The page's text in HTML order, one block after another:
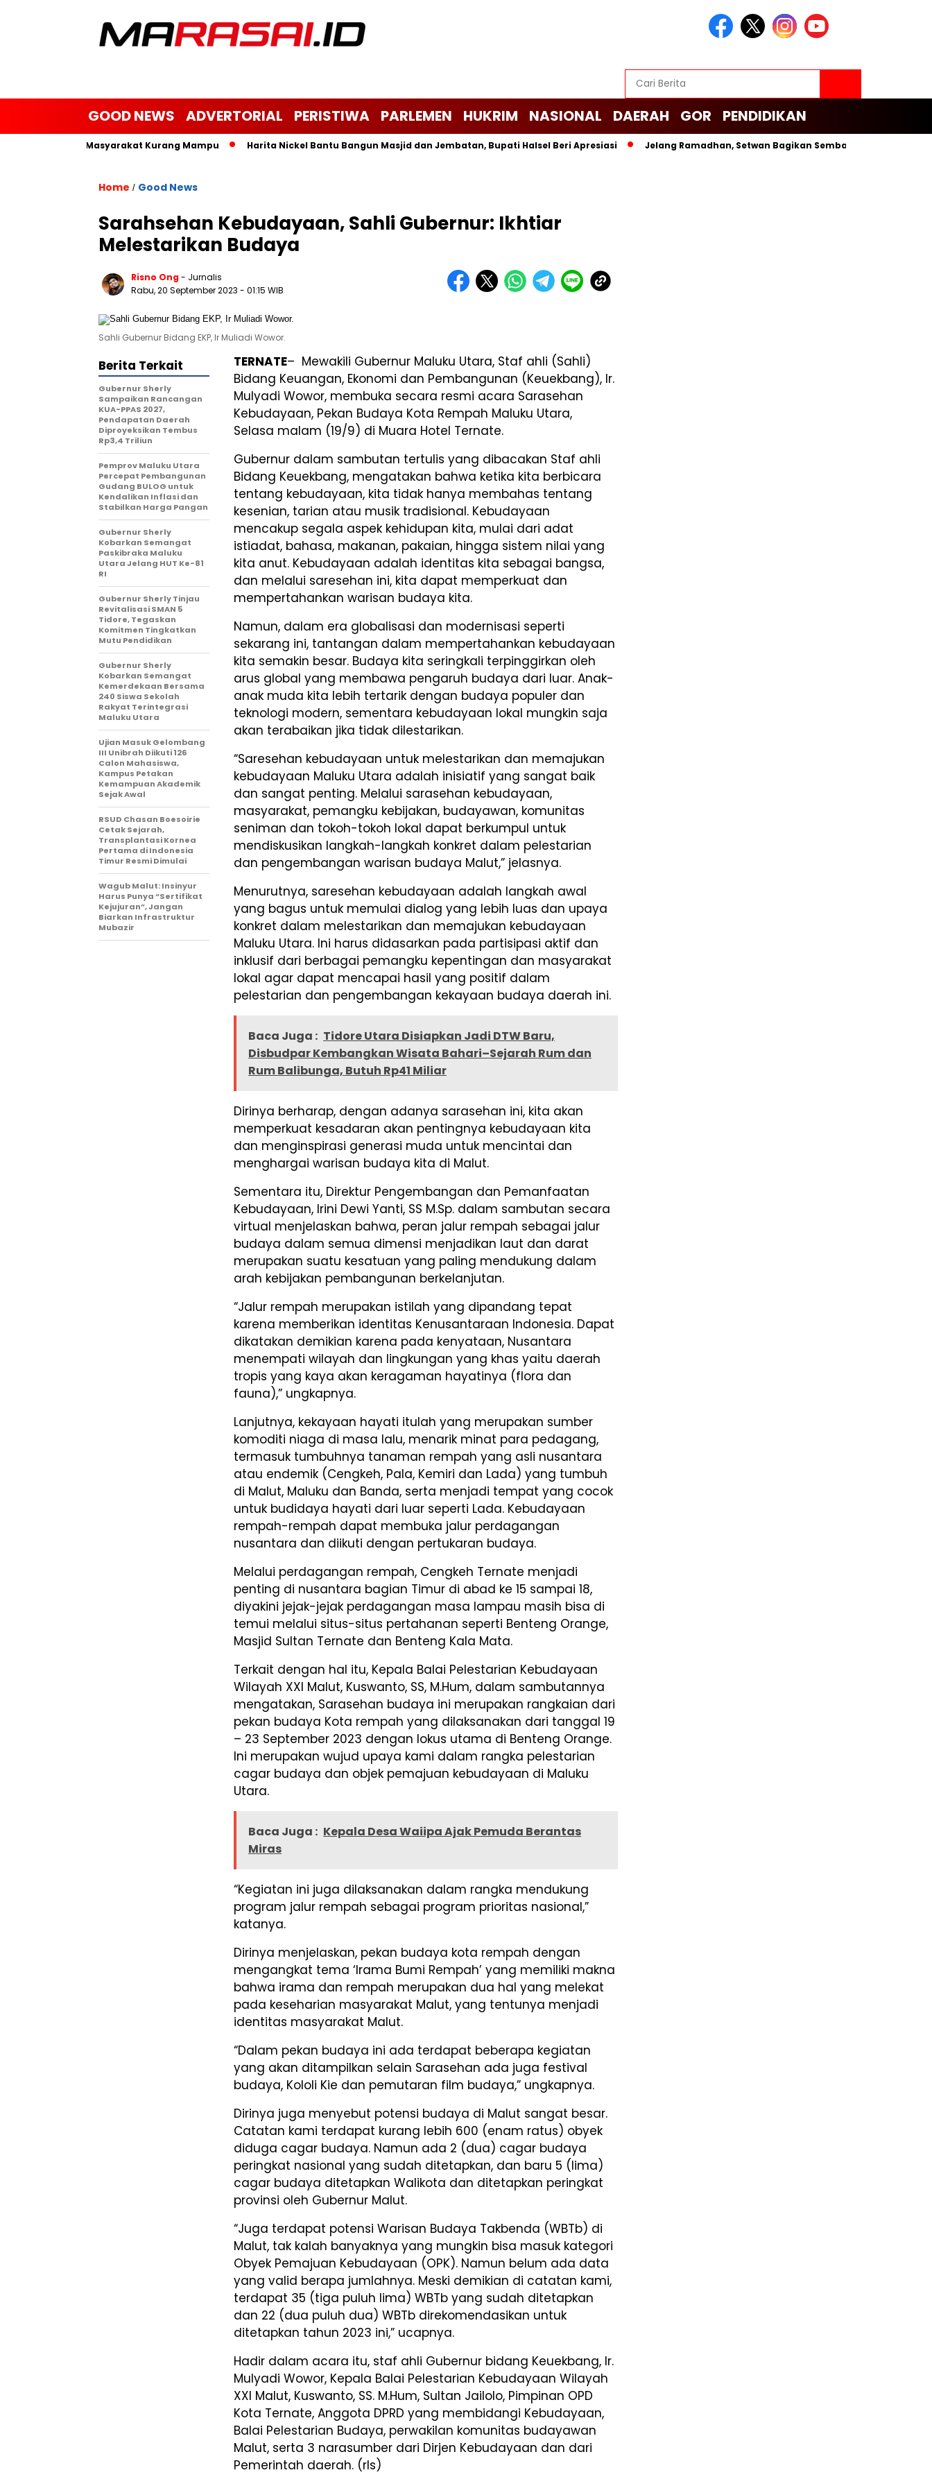
GOOD NEWS ADVERTORIAL PERISTIWA PARLEMEN HUKRIM NASIONAL DAERAH GOR PENDIDIKAN
dan Masyarakat Kurang Mampu Harita Nickel Bantu Bangun Masjid dan Jembatan, Bupati Halsel Beri Apresiasi Jelang Ramadhan, Setwan Bagikan Sembako untuk Cleaning
Home / Good News
Sarahsehan Kebudayaan, Sahli Gubernur: Ikhtiar
Melestarikan Budaya
Risno Ong- Jurnalis
Rabu, 20 September 2023 - 01:15 WIB
Sahli Gubernur Bidang EKP, Ir Muliadi Wowor.
TERNATE– Mewakili Gubernur Maluku Utara, Staf ahli (Sahli)
Bidang Keuangan, Ekonomi dan Pembangunan (Keuekbang), Ir.
Mulyadi Wowor, membuka secara resmi acara Sarasehan
Kebudayaan, Pekan Budaya Kota Rempah Maluku Utara,
Selasa malam (19/9) di Muara Hotel Ternate.
Gubernur dalam sambutan tertulis yang dibacakan Staf ahli
Bidang Keuekbang, mengatakan bahwa ketika kita berbicara
tentang kebudayaan, kita tidak hanya membahas tentang
kesenian, tarian atau musik tradisional. Kebudayaan
mencakup segala aspek kehidupan kita, mulai dari adat
istiadat, bahasa, makanan, pakaian, hingga sistem nilai yang
kita anut. Kebudayaan adalah identitas kita sebagai bangsa,
dan melalui saresehan ini, kita dapat memperkuat dan
mempertahankan warisan budaya kita.
Namun, dalam era globalisasi dan modernisasi seperti
sekarang ini, tantangan dalam mempertahankan kebudayaan
kita semakin besar. Budaya kita seringkali terpinggirkan oleh
arus global yang membawa pengaruh budaya dari luar. Anak-
anak muda kita lebih tertarik dengan budaya populer dan
teknologi modern, sementara kebudayaan lokal mungkin saja
akan terabaikan jika tidak dilestarikan.
“Saresehan kebudayaan untuk melestarikan dan memajukan
kebudayaan Maluku Utara adalah inisiatif yang sangat baik
dan sangat penting. Melalui sarasehan kebudayaan,
masyarakat, pemangku kebijakan, budayawan, komunitas
seniman dan tokoh-tokoh lokal dapat berkumpul untuk
mendiskusikan langkah-langkah konkret dalam pelestarian
dan pengembangan warisan budaya Malut,” jelasnya.
Menurutnya, saresehan kebudayaan adalah langkah awal
yang bagus untuk memulai dialog yang lebih luas dan upaya
konkret dalam melestarikan dan memajukan kebudayaan
Maluku Utara. Ini harus didasarkan pada partisipasi aktif dan
inklusif dari berbagai pemangku kepentingan dan masyarakat
lokal agar dapat mencapai hasil yang positif dalam
pelestarian dan pengembangan kekayaan budaya daerah ini.
Baca Juga : Tidore Utara Disiapkan Jadi DTW Baru,
Disbudpar Kembangkan Wisata Bahari–Sejarah Rum dan
Rum Balibunga, Butuh Rp41 Miliar
Dirinya berharap, dengan adanya sarasehan ini, kita akan
memperkuat kesadaran akan pentingnya kebudayaan kita
dan menginspirasi generasi muda untuk mencintai dan
menghargai warisan budaya kita di Malut.
Sementara itu, Direktur Pengembangan dan Pemanfaatan
Kebudayaan, Irini Dewi Yanti, SS M.Sp. dalam sambutan secara
virtual menjelaskan bahwa, peran jalur rempah sebagai jalur
budaya dalam semua dimensi menjadikan laut dan darat
merupakan suatu kesatuan yang paling mendukung dalam
arah kebijakan pembangunan berkelanjutan.
“Jalur rempah merupakan istilah yang dipandang tepat
karena memberikan identitas Kenusantaraan Indonesia. Dapat
dikatakan demikian karena pada kenyataan, Nusantara
menempati wilayah dan lingkungan yang khas yaitu daerah
tropis yang kaya akan keragaman hayatinya (flora dan
fauna),” ungkapnya.
Lanjutnya, kekayaan hayati itulah yang merupakan sumber
komoditi niaga di masa lalu, menarik minat para pedagang,
termasuk tumbuhnya tanaman rempah yang asli nusantara
atau endemik (Cengkeh, Pala, Kemiri dan Lada) yang tumbuh
di Malut, Maluku dan Banda, serta menjadi tempat yang cocok
untuk budidaya hayati dari luar seperti Lada. Kebudayaan
rempah-rempah dapat membuka jalur perdagangan
nusantara dan diikuti dengan pertukaran budaya.
Melalui perdagangan rempah, Cengkeh Ternate menjadi
penting di nusantara bagian Timur di abad ke 15 sampai 18,
diyakini jejak-jejak perdagangan masa lampau masih bisa di
temui melalui situs-situs pertahanan seperti Benteng Orange,
Masjid Sultan Ternate dan Benteng Kala Mata.
Terkait dengan hal itu, Kepala Balai Pelestarian Kebudayaan
Wilayah XXI Malut, Kuswanto, SS, M.Hum, dalam sambutannya
mengatakan, Sarasehan budaya ini merupakan rangkaian dari
pekan budaya Kota rempah yang dilaksanakan dari tanggal 19
– 23 September 2023 dengan lokus utama di Benteng Orange.
Ini merupakan wujud upaya kami dalam rangka pelestarian
cagar budaya dan objek pemajuan kebudayaan di Maluku
Utara.
Baca Juga : Kepala Desa Waiipa Ajak Pemuda Berantas
Miras
“Kegiatan ini juga dilaksanakan dalam rangka mendukung
program jalur rempah sebagai program prioritas nasional,”
katanya.
Dirinya menjelaskan, pekan budaya kota rempah dengan
mengangkat tema ‘Irama Bumi Rempah’ yang memiliki makna
bahwa irama dan rempah merupakan dua hal yang melekat
pada keseharian masyarakat Malut, yang tentunya menjadi
identitas masyarakat Malut.
“Dalam pekan budaya ini ada terdapat beberapa kegiatan
yang akan ditampilkan selain Sarasehan ada juga festival
budaya, Kololi Kie dan pemutaran film budaya,” ungkapnya.
Dirinya juga menyebut potensi budaya di Malut sangat besar.
Catatan kami terdapat kurang lebih 600 (enam ratus) obyek
diduga cagar budaya. Namun ada 2 (dua) cagar budaya
peringkat nasional yang sudah ditetapkan, dan baru 5 (lima)
cagar budaya ditetapkan Walikota dan ditetapkan peringkat
provinsi oleh Gubernur Malut.
“Juga terdapat potensi Warisan Budaya Takbenda (WBTb) di
Malut, tak kalah banyaknya yang mungkin bisa masuk kategori
Obyek Pemajuan Kebudayaan (OPK). Namun belum ada data
yang valid berapa jumlahnya. Meski demikian di catatan kami,
terdapat 35 (tiga puluh lima) WBTb yang sudah ditetapkan
dan 22 (dua puluh dua) WBTb direkomendasikan untuk
ditetapkan tahun 2023 ini,” ucapnya.
Hadir dalam acara itu, staf ahli Gubernur bidang Keuekbang, Ir.
Mulyadi Wowor, Kepala Balai Pelestarian Kebudayaan Wilayah
XXI Malut, Kuswanto, SS. M.Hum, Sultan Jailolo, Pimpinan OPD
Kota Ternate, Anggota DPRD yang membidangi Kebudayaan,
Balai Pelestarian Budaya, perwakilan komunitas budayawan
Malut, serta 3 narasumber dari Dirjen Kebudayaan dan dari
Pemerintah daerah. (rls)
Berita Terkait
Gubernur Sherly
Sampaikan Rancangan
KUA-PPAS 2027,
Pendapatan Daerah
Diproyeksikan Tembus
Rp3,4 Triliun
Pemprov Maluku Utara
Percepat Pembangunan
Gudang BULOG untuk
Kendalikan Inflasi dan
Stabilkan Harga Pangan
Gubernur Sherly
Kobarkan Semangat
Paskibraka Maluku
Utara Jelang HUT Ke-81
RI
Gubernur Sherly Tinjau
Revitalisasi SMAN 5
Tidore, Tegaskan
Komitmen Tingkatkan
Mutu Pendidikan
Gubernur Sherly
Kobarkan Semangat
Kemerdekaan Bersama
240 Siswa Sekolah
Rakyat Terintegrasi
Maluku Utara
Ujian Masuk Gelombang
III Unibrah Diikuti 126
Calon Mahasiswa,
Kampus Petakan
Kemampuan Akademik
Sejak Awal
RSUD Chasan Boesoirie
Cetak Sejarah,
Transplantasi Kornea
Pertama di Indonesia
Timur Resmi Dimulai
Wagub Malut: Insinyur
Harus Punya “Sertifikat
Kejujuran”, Jangan
Biarkan Infrastruktur
Mubazir